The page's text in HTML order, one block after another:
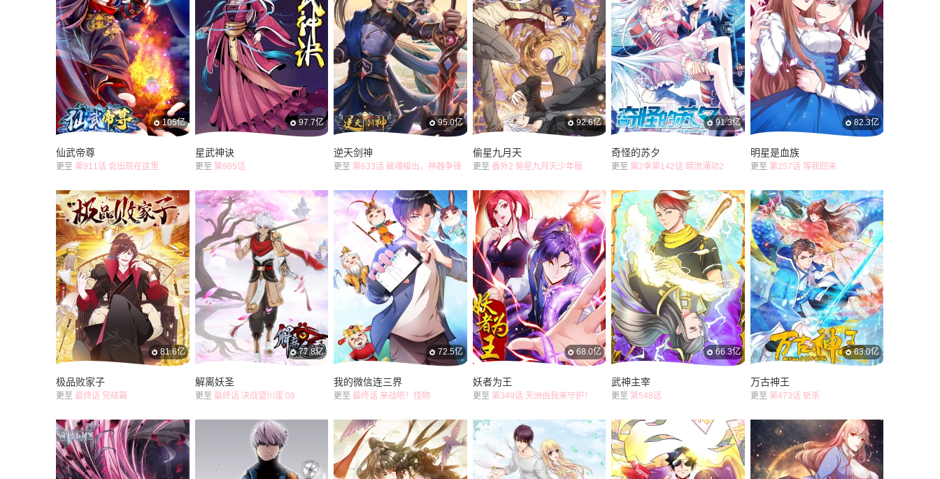
105亿
仙武帝尊
更至 第911话 会出现在这里
97.7亿
星武神诀
更至 第985话
95.0亿
逆天剑神
更至 第633话 破魂梭出，神器争锋
92.6亿
偷星九月天
更至 番外2 偷星九月天少年版
91.3亿
奇怪的苏夕
更至 第2季第142话 暗流涌动2
82.3亿
明星是血族
更至 第257话 等我回来
81.6亿
极品败家子
更至 最终话 完结篇
77.8亿
解离妖圣
更至 最终话 决战望川崖 08
72.5亿
我的微信连三界
更至 最终话 来战吧！怪物
68.0亿
妖者为王
更至 第349话 天洲由我来守护！
66.3亿
武神主宰
更至 第548话
63.0亿
万古神王
更至 第473话 斩杀